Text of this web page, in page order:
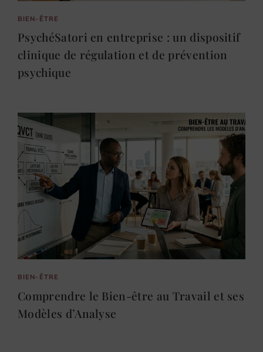
BIEN-ÊTRE
PsychéSatori en entreprise : un dispositif
clinique de régulation et de prévention
psychique
BIEN-ÊTRE
Comprendre le Bien-être au Travail et ses
Modèles d’Analyse